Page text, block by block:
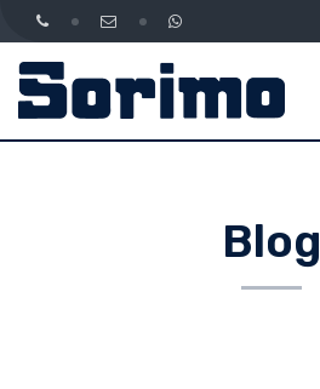
Blog